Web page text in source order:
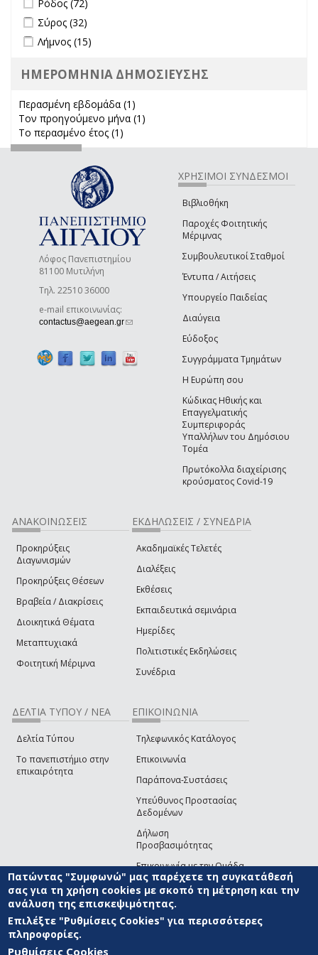
Ρόδος (72)
Apply Σύρος filter
Σύρος (32)
Apply Λήμνος filter
Λήμνος (15)
ΗΜΕΡΟΜΗΝΙΑ ΔΗΜΟΣΙΕΥΣΗΣ
Περασμένη εβδομάδα (1)
Τον προηγούμενο μήνα (1)
Το περασμένο έτος (1)
Λόφος Πανεπιστημίου
81100 Μυτιλήνη
Τηλ. 22510 36000
e-mail επικοινωνίας:
contactus@aegean.gr(link sends e-mail)
ΧΡΗΣΙΜΟΙ ΣΥΝΔΕΣΜΟΙ
Βιβλιοθήκη
Παροχές Φοιτητικής
Μέριμνας
Συμβουλευτικοί Σταθμοί
Έντυπα / Αιτήσεις
Υπουργείο Παιδείας
Διαύγεια
Εύδοξος
Συγγράμματα Τμημάτων
Η Ευρώπη σου
Κώδικας Ηθικής και
Επαγγελματικής
Συμπεριφοράς
Υπαλλήλων του Δημόσιου
Τομέα
Πρωτόκολλα διαχείρισης
κρούσματος Covid-19
ΑΝΑΚΟΙΝΩΣΕΙΣ
Προκηρύξεις
Διαγωνισμών
Προκηρύξεις Θέσεων
Βραβεία / Διακρίσεις
Διοικητικά Θέματα
Μεταπτυχιακά
Φοιτητική Μέριμνα
ΕΚΔΗΛΩΣΕΙΣ / ΣΥΝΕΔΡΙΑ
Ακαδημαϊκές Τελετές
Διαλέξεις
Εκθέσεις
Εκπαιδευτικά σεμινάρια
Ημερίδες
Πολιτιστικές Εκδηλώσεις
Συνέδρια
ΔΕΛΤΙΑ ΤΥΠΟΥ / ΝΕΑ
Δελτία Τύπου
Το πανεπιστήμιο στην
επικαιρότητα
ΕΠΙΚΟΙΝΩΝΙΑ
Τηλεφωνικός Κατάλογος
Επικοινωνία
Παράπονα-Συστάσεις
Υπεύθυνος Προστασίας
Δεδομένων
Δήλωση
Προσβασιμότητας
Επικοινωνία με την Ομάδα
Ανάπτυξης του site(link sends e-mail)
© ΠΑΝΕΠΙΣΤΗΜΙΟ ΑΙΓΑΙΟΥ ΟΡΟΙ ΧΡΗΣΗΣ
ΑΝΑΠΤΥΞΗΣ
Πατώντας "Συμφωνώ" μας παρέχετε τη συγκατάθεσή
σας για τη χρήση cookies με σκοπό τη μέτρηση και την
ανάλυση της επισκεψιμότητας.
Επιλέξτε "Ρυθμίσεις Cookies" για περισσότερες
πληροφορίες.
Ρυθμίσεις Cookies